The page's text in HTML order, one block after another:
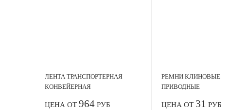
ЛЕНТА ТРАНСПОРТЕРНАЯ
КОНВЕЙЕРНАЯ
ЦЕНА ОТ 964 РУБ
РЕМНИ КЛИНОВЫЕ
ПРИВОДНЫЕ
ЦЕНА ОТ 31 РУБ